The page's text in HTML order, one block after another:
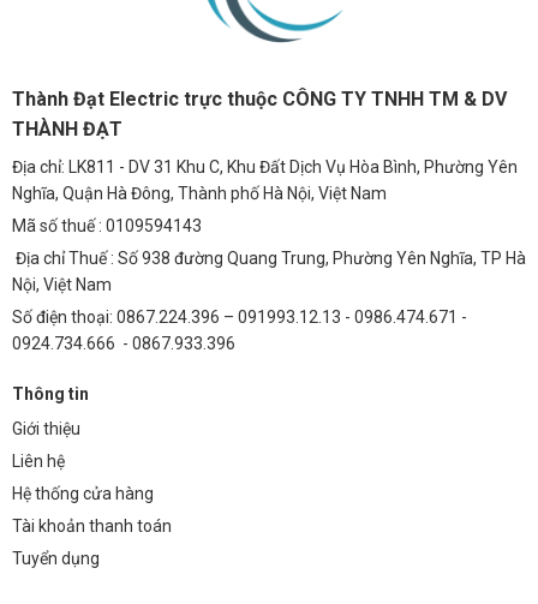
Thành Đạt Electric trực thuộc CÔNG TY TNHH TM & DV
THÀNH ĐẠT
Địa chỉ: LK811 - DV 31 Khu C, Khu Đất Dịch Vụ Hòa Bình, Phường Yên
Nghĩa, Quận Hà Đông, Thành phố Hà Nội, Việt Nam
Mã số thuế : 0109594143
Địa chỉ Thuế : Số 938 đường Quang Trung, Phường Yên Nghĩa, TP Hà
Nội, Việt Nam
Số điện thoại: 0867.224.396 – 091993.12.13 - 0986.474.671 -
0924.734.666 - 0867.933.396
Thông tin
Giới thiệu
Liên hệ
Hệ thống cửa hàng
Tài khoản thanh toán
Tuyển dụng